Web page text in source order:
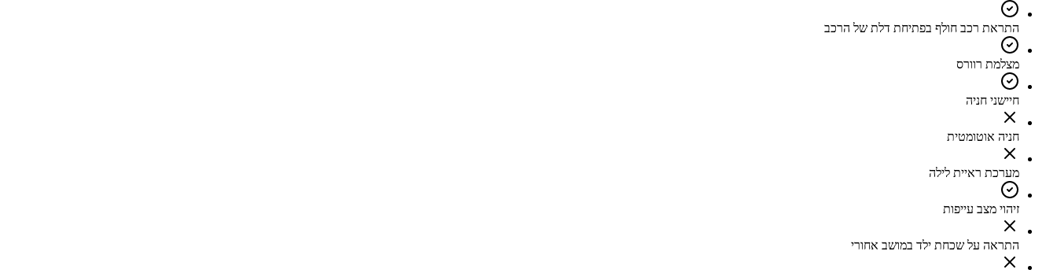
התראת רכב חולף בפתיחת דלת של הרכב
מצלמת רוורס
חיישני חניה
חניה אוטומטית
מערכת ראיית לילה
זיהוי מצב עייפות
התראה על שכחת ילד במושב אחורי